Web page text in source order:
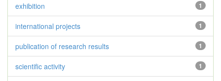
1
exhibition
1
international projects
1
publication of research results
1
scientific activity